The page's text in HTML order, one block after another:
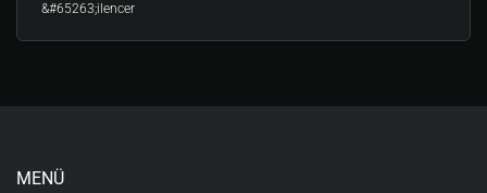
&#65263;ilencer
MENÜ